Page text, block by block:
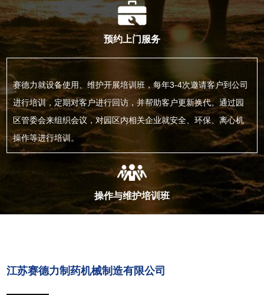
预约上门服务
赛德力就设备使用、维护开展培训班，每年3-4次邀请客户到公司
进行培训，定期对客户进行回访，并帮助客户更新换代。通过园
区管委会来组织会议，对园区内相关企业就安全、环保、离心机
操作等进行培训。
操作与维护培训班
江苏赛德力制药机械制造有限公司